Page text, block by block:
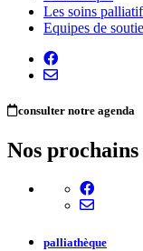
Les soins
Equipes de
consulter notre agenda
Nos prochains
palliathèque